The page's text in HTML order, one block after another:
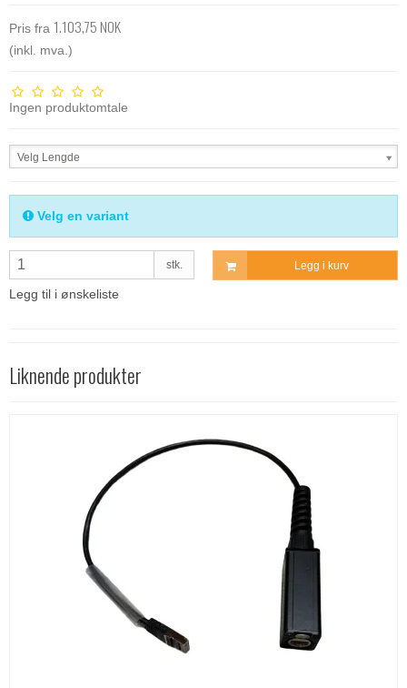
Pris fra 1.103,75 NOK
(inkl. mva.)
Ingen produktomtale
Velg Lengde
Velg en variant
stk. Legg i kurv
Legg til i ønskeliste
Liknende produkter